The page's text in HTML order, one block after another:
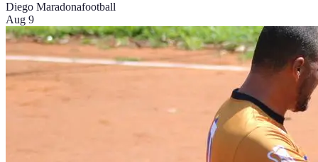
Diego Maradonafootball
Aug 9